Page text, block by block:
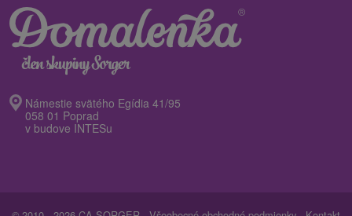
Námestie svätého Egídia 41/95
058 01 Poprad
v budove INTESu